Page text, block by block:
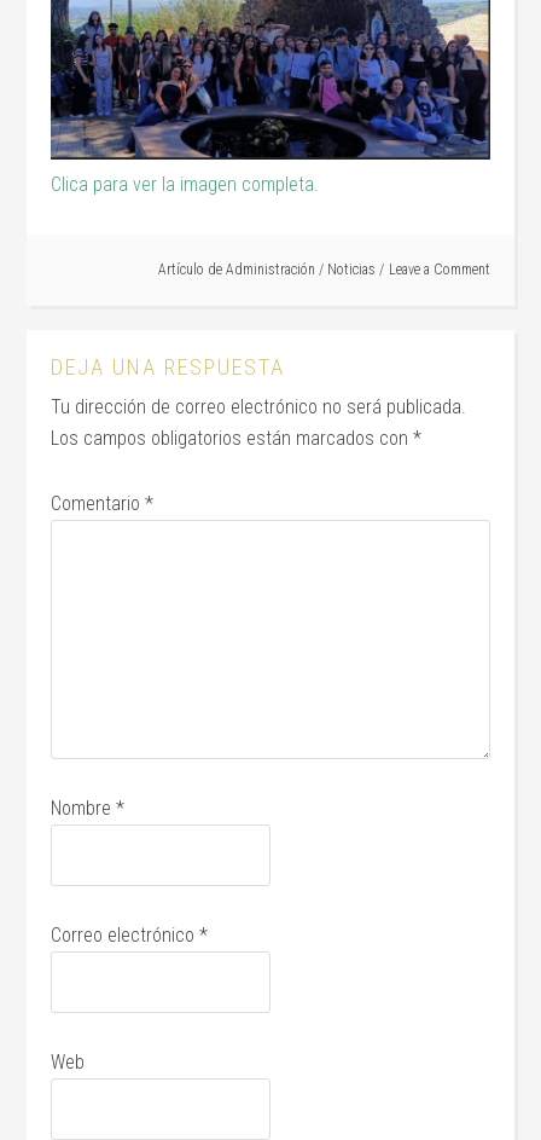
Clica para ver la imagen completa.
Artículo de Administración / Noticias Leave a Comment
DEJA UNA RESPUESTA
Tu dirección de correo electrónico no será publicada.
Los campos obligatorios están marcados con*
Comentario*
Nombre*
Correo electrónico*
Web